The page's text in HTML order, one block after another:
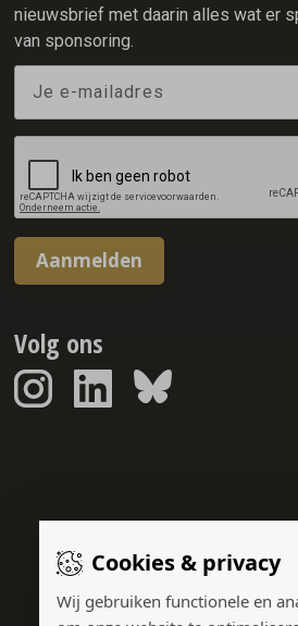
Cookies & privacy
Wij gebruiken functionele en
nieuwsbrief met daarin alles wat er
van sponsoring.
Aanmelden
Volg ons
Sponsorreport
Gerealiseerd